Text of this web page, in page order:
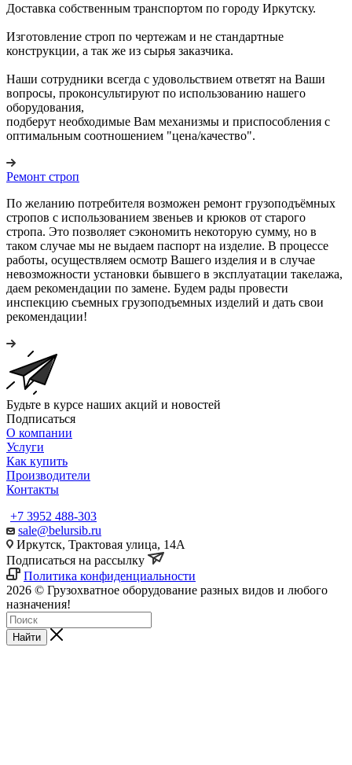
Доставка собственным транспортом по городу Иркутску.
Изготовление строп по чертежам и не стандартные
конструкции, а так же из сырья заказчика.
Наши сотрудники всегда с удовольствием ответят на Ваши
вопросы, проконсультируют по использованию нашего
оборудования,
подберут необходимые Вам механизмы и приспособления с
оптимальным соотношением "цена/качество".
Ремонт строп
По желанию потребителя возможен ремонт грузоподъёмных
стропов с использованием звеньев и крюков от старого
стропа. Это позволяет сэкономить некоторую сумму, но в
таком случае мы не выдаем паспорт на изделие. В процессе
работы, осуществляем осмотр Вашего изделия и в случае
невозможности установки бывшего в эксплуатации такелажа,
даем рекомендации по замене. Будем рады провести
инспекцию съемных грузоподъемных изделий и дать свои
рекомендации!
Будьте в курсе наших акций и новостей
Подписаться
О компании
Услуги
Как купить
Производители
Контакты
+7 3952 488-303
sale@belursib.ru
Иркутск, Трактовая улица, 14А
Подписаться на рассылку
Политика конфиденциальности
2026 © Грузохватное оборудование разных видов и любого
назначения!
Найти